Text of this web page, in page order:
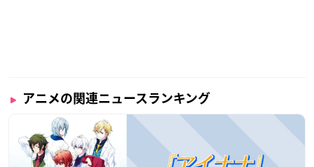
アニメの関連ニュースランキング